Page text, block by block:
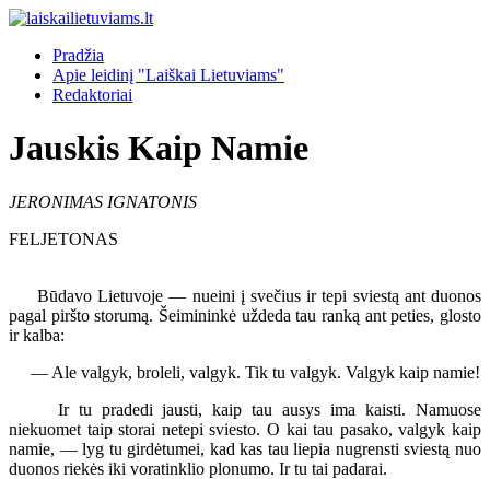
Pradžia
Apie leidinį "Laiškai Lietuviams"
Redaktoriai
Jauskis Kaip Namie
JERONIMAS IGNATONIS
FELJETONAS
Būdavo Lietuvoje — nueini į svečius ir tepi sviestą ant duonos
pagal piršto storumą. Šeimininkė uždeda tau ranką ant peties, glosto
ir kalba:
— Ale valgyk, broleli, valgyk. Tik tu valgyk. Valgyk kaip namie!
Ir tu pradedi jausti, kaip tau ausys ima kaisti. Namuose
niekuomet taip storai netepi sviesto. O kai tau pasako, valgyk kaip
namie, — lyg tu girdėtumei, kad kas tau liepia nugrensti sviestą nuo
duonos riekės iki voratinklio plonumo. Ir tu tai padarai.